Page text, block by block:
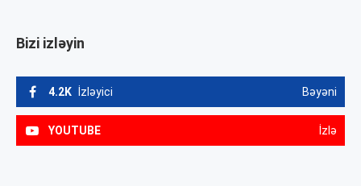
Bizi izləyin
4.2K İzləyici Bəyəni
YOUTUBE İzlə